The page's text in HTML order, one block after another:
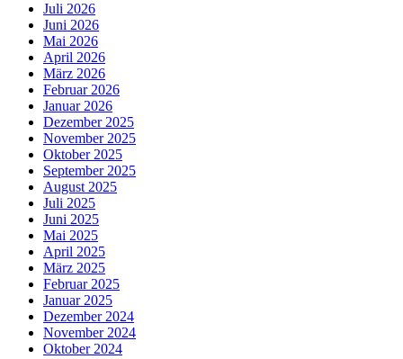
Juli 2026
Juni 2026
Mai 2026
April 2026
März 2026
Februar 2026
Januar 2026
Dezember 2025
November 2025
Oktober 2025
September 2025
August 2025
Juli 2025
Juni 2025
Mai 2025
April 2025
März 2025
Februar 2025
Januar 2025
Dezember 2024
November 2024
Oktober 2024